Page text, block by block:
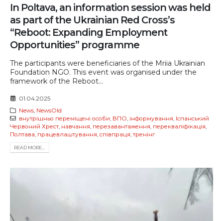
In Poltava, an information session was held
as part of the Ukrainian Red Cross’s
“Reboot: Expanding Employment
Opportunities” programme
The participants were beneficiaries of the Mriia Ukrainian
Foundation NGO. This event was organised under the
framework of the Reboot...
01.04.2025
News, NewsOld
внутрішньо переміщені особи, ВПО, інформування, Іспанський
Червоний Хрест, навчання, перезавантаження, перекваліфікація,
Полтава, працевлаштування, співпраця,тренінг
READ MORE...